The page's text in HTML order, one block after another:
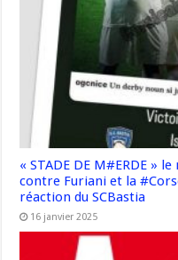
« STADE DE M#ERDE »
contre Furiani et la
réaction du SCBastia
16 janvier 2025